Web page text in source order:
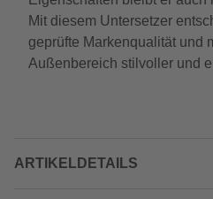
Mit diesem Untersetzer
geprüfte Markenqualität und
Außenbereich stilvoller und
ARTIKELDETAILS